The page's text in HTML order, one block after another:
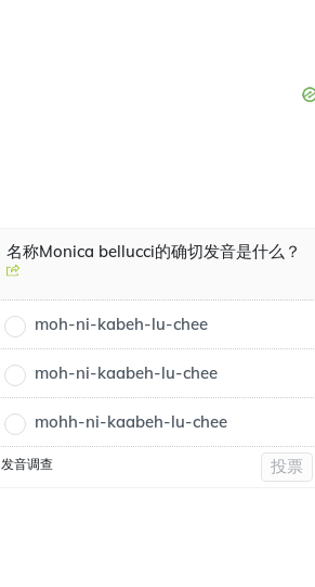
名称Monica bellucci的确切发音是什么？
moh-ni-kabeh-lu-chee
moh-ni-kaabeh-lu-chee
mohh-ni-kaabeh-lu-chee
发音调查 投票